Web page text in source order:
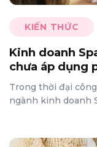
KIẾN THỨC
Kinh doanh
chưa áp dụng
Trong thời đại
ngành kinh doanh